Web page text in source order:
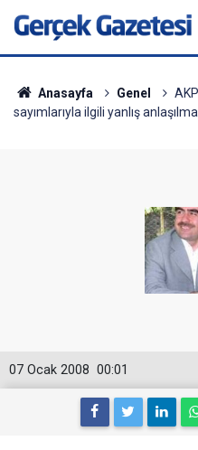
Anasayfa Genel
sayımlarıyla ilgili yanlış
00:01
07 Ocak 2008